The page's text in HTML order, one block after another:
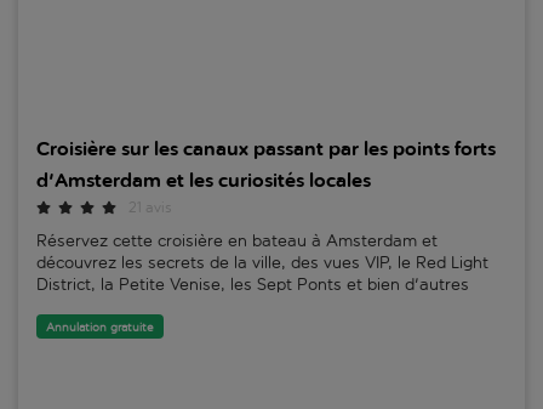
Croisière sur les canaux passant par les points forts
d'Amsterdam et les curiosités locales
21 avis
Réservez cette croisière en bateau à Amsterdam et
découvrez les secrets de la ville, des vues VIP, le Red Light
District, la Petite Venise, les Sept Ponts et bien d'autres
Annulation gratuite